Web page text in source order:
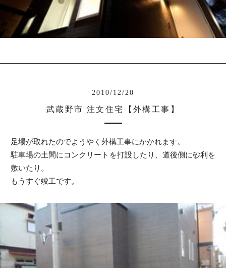
2010/12/20
武蔵野市 注文住宅【外構工事】
足場が取れたのでようやく外構工事にかかれます。
駐車場の土間にコンクリートを打設したり、道後側に砂利を
敷いたり。
もうすぐ竣工です。